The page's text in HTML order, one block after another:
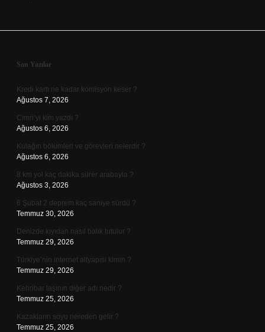
Sidebar
Son Yazılar
Kredi kartı ne kadar komisyon keser ?
Ağustos 7, 2026
Cimri’yi kim yazdı ?
Ağustos 6, 2026
Kulağın bölümleri ve görevleri nelerdir ?
Ağustos 6, 2026
8 km yol kaç dakika sürer arabayla ?
Ağustos 3, 2026
6 Şubat 2 deprem kaç saniye sürdü ?
Temmuz 30, 2026
Denizde kıyıdan nasıl balık tutulur ?
Temmuz 29, 2026
Türkiye’nin internet altyapısı kimin ?
Temmuz 29, 2026
Kehribar taşının diğer adı nedir ?
Temmuz 25, 2026
Kazakların soyu nereden gelir ?
Temmuz 25, 2026